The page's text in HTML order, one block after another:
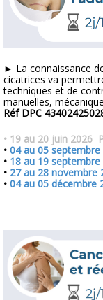
► La connaissance
cicatrices va
techniques et de
manuelles,
Réf DPC
• 19 au 20 juin 2026
• 04 au 05
• 18 au 19
• 27 au 28 novembre
• 04 au 05 décembre